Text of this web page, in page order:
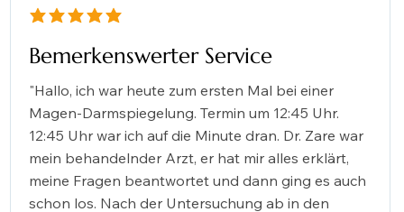
durchschnittliches Rating ist 5 von 5
Bemerkenswerter Service
"Hallo, ich war heute zum ersten Mal bei einer
Magen-Darmspiegelung. Termin um 12:45 Uhr.
12:45 Uhr war ich auf die Minute dran. Dr. Zare war
mein behandelnder Arzt, er hat mir alles erklärt,
meine Fragen beantwortet und dann ging es auch
schon los. Nach der Untersuchung ab in den